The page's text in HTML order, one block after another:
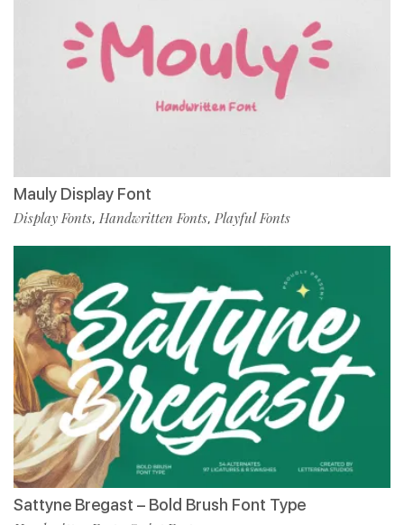
Mauly Display Font
Display Fonts, Handwritten Fonts, Playful Fonts
Sattyne Bregast – Bold Brush Font Type